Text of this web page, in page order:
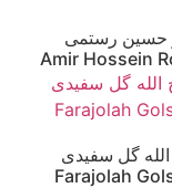
حسین رستمی
Amir Hossein
گل سفیدی
Farajolah